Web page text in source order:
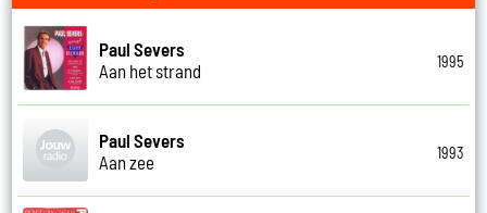
Paul Severs
Aan het strand
1995
Paul Severs
Aan zee
1993